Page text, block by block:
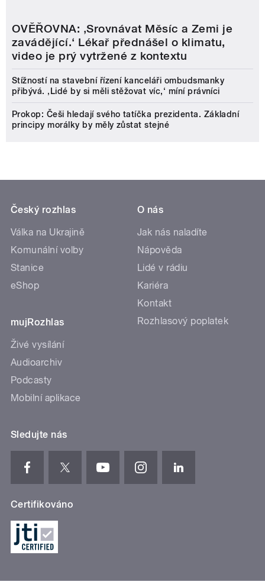
OVĚŘOVNA: ‚Srovnávat Měsíc a Zemi je
zavádějící.‘ Lékař přednášel o klimatu,
video je prý vytržené z kontextu
Stížností na stavební řízení kanceláři ombudsmanky
přibývá. ‚Lidé by si měli stěžovat víc,‘ míní právníci
Prokop: Češi hledají svého tatíčka prezidenta. Základní
principy morálky by měly zůstat stejné
Český rozhlas
Válka na Ukrajině
Komunální volby
Stanice
eShop
mujRozhlas
Živé vysílání
Audioarchiv
Podcasty
Mobilní aplikace
O nás
Jak nás naladíte
Nápověda
Lidé v rádiu
Kariéra
Kontakt
Rozhlasový poplatek
Sledujte nás
Certifikováno